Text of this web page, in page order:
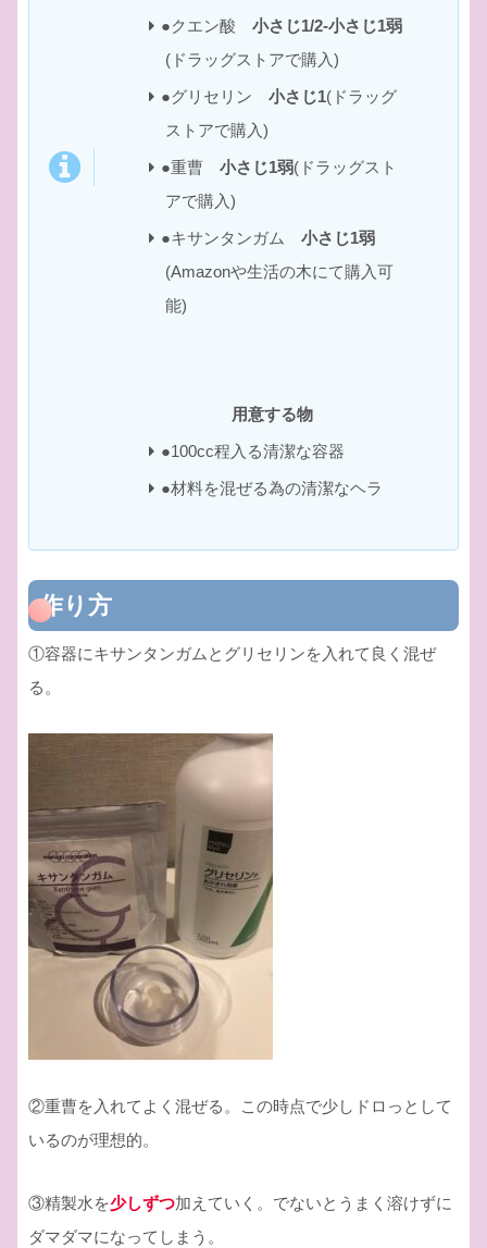
●クエン酸小さじ1/2-小さじ1弱
(ドラッグストアで購入)
●グリセリン小さじ1(ドラッグ
ストアで購入)
●重曹小さじ1弱(ドラッグスト
アで購入)
●キサンタンガム小さじ1弱
(Amazonや生活の木にて購入可
能)
用意する物
●100cc程入る清潔な容器
●材料を混ぜる為の清潔なヘラ
作り方
①容器にキサンタンガムとグリセリンを入れて良く混ぜ
る。
②重曹を入れてよく混ぜる。この時点で少しドロっとして
いるのが理想的。
③精製水を少しずつ加えていく。でないとうまく溶けずに
ダマダマになってしまう。